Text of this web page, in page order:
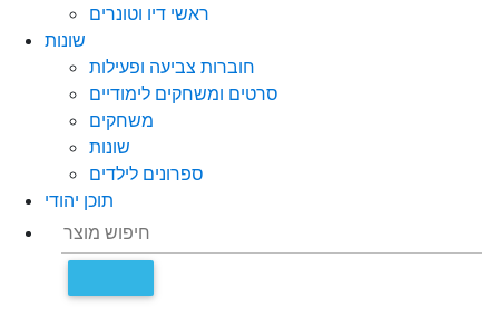
ראשי דיו וטונרים
שונות
חוברות צביעה ופעילות
סרטים ומשחקים לימודיים
משחקים
שונות
ספרונים לילדים
תוכן יהודי